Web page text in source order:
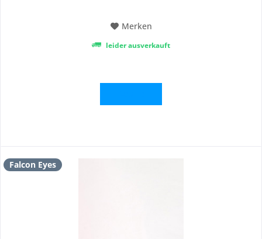
Merken
leider ausverkauft
Falcon Eyes